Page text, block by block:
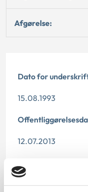
Afgørelse:
Dato for
15.08.1993
12.07.2013
§ 47 § 11 § 10